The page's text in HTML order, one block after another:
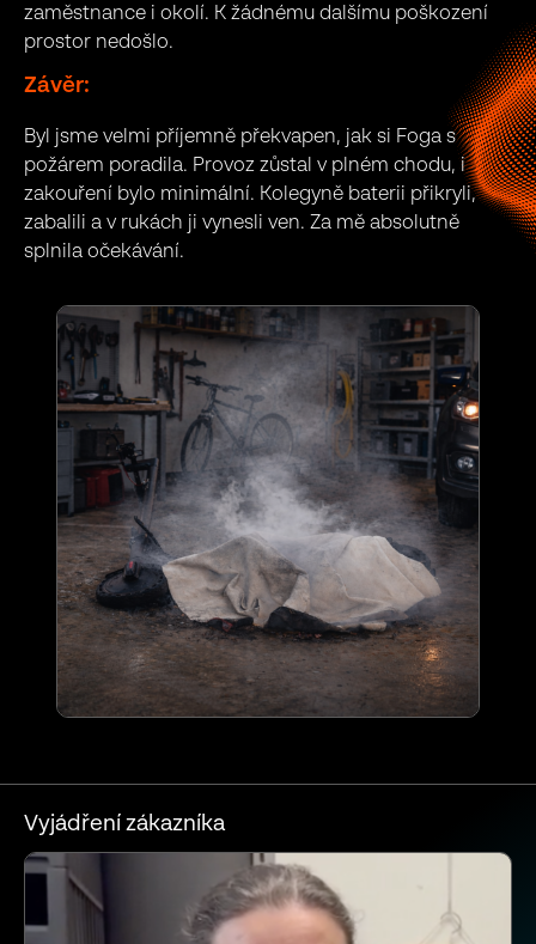
zaměstnance i okolí. K žádnému dalšímu poškození
prostor nedošlo.
Závěr:
Byl jsme velmi příjemně překvapen, jak si Foga s
požárem poradila. Provoz zůstal v plném chodu, i
zakouření bylo minimální. Kolegyně baterii přikryli,
zabalili a v rukách ji vynesli ven. Za mě absolutně
splnila očekávání.
Vyjádření zákazníka